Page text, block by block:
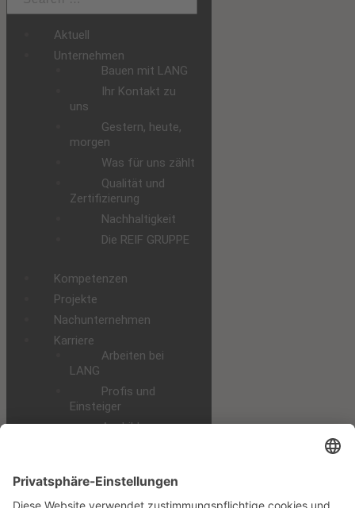
Aktuell
Unternehmen
Bauen mit LANG
Ihr Kontakt zu
uns
Gestern, heute,
morgen
Was für uns zählt
Qualität und
Zertifizierung
Nachhaltigkeit
Die REIF GRUPPE
Kompetenzen
Projekte
Nachunternehmen
Karriere
Arbeiten bei
LANG
Profis und
Einsteiger
Ausbildung
Alle
Stellenangebote